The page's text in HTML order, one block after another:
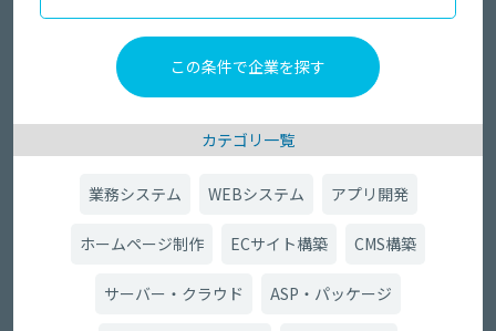
カテゴリ一覧
業務システム WEBシステム アプリ開発
ホームページ制作 ECサイト構築 CMS構築
サーバー・クラウド ASP・パッケージ